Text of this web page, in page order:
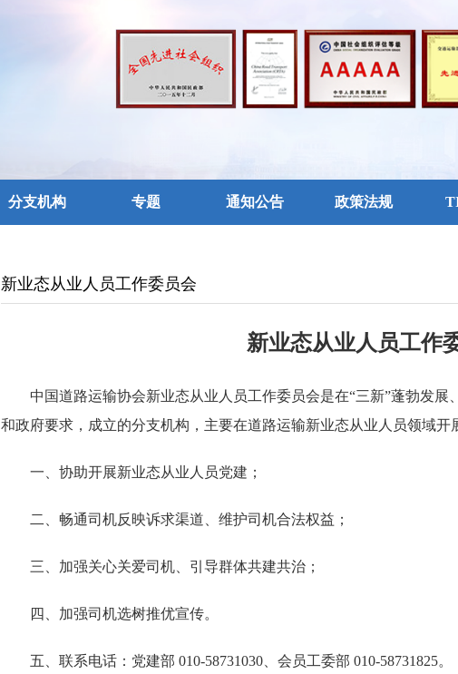
分支机构 专题 通知公告 政策法规
新业态从业人员工作委员会
新业态从业人员工作
中国道路运输协会新业态从业人员工作委员会是在“三新”蓬勃发
和政府要求，成立的分支机构，主要在道路运输新业态从业人员领域开
一、协助开展新业态从业人员党建；
二、畅通司机反映诉求渠道、维护司机合法权益；
三、加强关心关爱司机、引导群体共建共治；
四、加强司机选树推优宣传。
五、联系电话：党建部 010-58731030、会员工委部 010-58731825。